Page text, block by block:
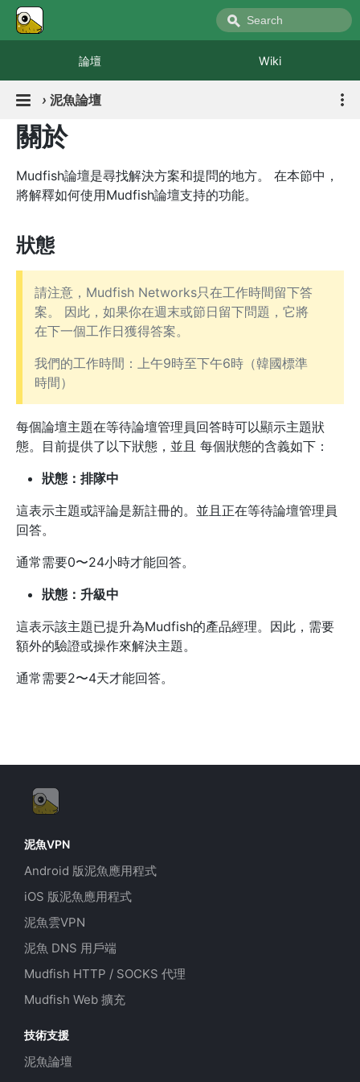
論壇 Wiki
› 泥魚論壇
關於
Mudfish論壇是尋找解決方案和提問的地方。 在本節中，
將解釋如何使用Mudfish論壇支持的功能。
狀態
請注意，Mudfish Networks只在工作時間留下答
案。 因此，如果你在週末或節日留下問題，它將
在下一個工作日獲得答案。
我們的工作時間：上午9時至下午6時（韓國標準
時間）
每個論壇主題在等待論壇管理員回答時可以顯示主題狀
態。目前提供了以下狀態，並且 每個狀態的含義如下：
狀態：排隊中
這表示主題或評論是新註冊的。並且正在等待論壇管理員
回答。
通常需要0〜24小時才能回答。
狀態：升級中
這表示該主題已提升為Mudfish的產品經理。因此，需要
額外的驗證或操作來解決主題。
通常需要2〜4天才能回答。
泥魚VPN
Android 版泥魚應用程式
iOS 版泥魚應用程式
泥魚雲VPN
泥魚 DNS 用戶端
Mudfish HTTP / SOCKS 代理
Mudfish Web 擴充
技術支援
泥魚論壇